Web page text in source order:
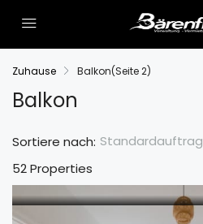
Zuhause Balkon(Seite 2)
Balkon
52 Properties
Sortiere nach: Standardauftrag